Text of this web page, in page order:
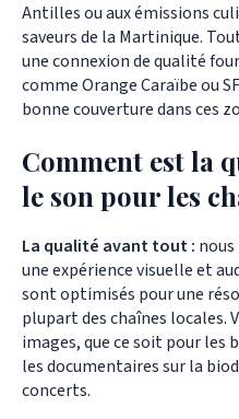
Antilles ou aux émissions
saveurs de la Martinique.
une connexion de qualité
comme Orange Caraïbe ou
bonne couverture dans ces
Comment est la
le son pour les
La qualité avant tout :
une expérience visuelle et
sont optimisés pour une
plupart des chaînes locales.
images, que ce soit pour
les documentaires sur la
concerts.